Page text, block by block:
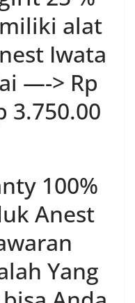
alat
Iwata
—-> Rp
3.750.00
100%
Anest
Yang